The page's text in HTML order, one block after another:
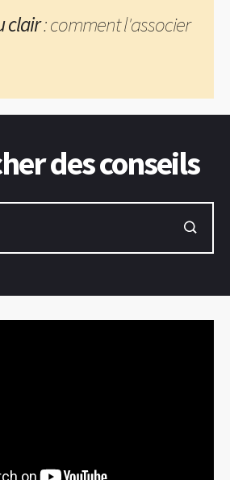
clair: comment l'associer
des conseils